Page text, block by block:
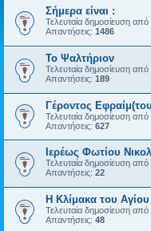
Σήμερα είναι :
Τελευταία δημοσίευση από
Απαντήσεις: 1486
Το Ψαλτήριον
Τελευταία δημοσίευση από
Απαντήσεις: 189
Γέροντος
Τελευταία δημοσίευση από
Απαντήσεις: 627
Ιερέως Φωτίου
Τελευταία δημοσίευση από
Απαντήσεις: 22
Η Κλίμακα του
Τελευταία δημοσίευση από
Απαντήσεις: 48